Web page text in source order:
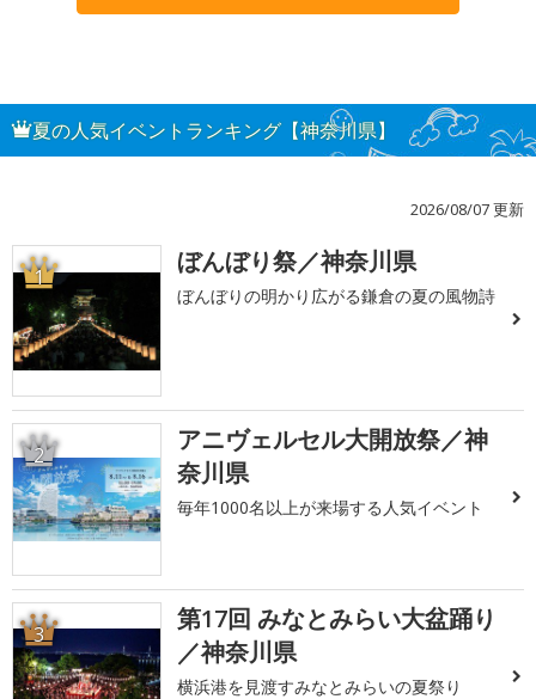
夏の人気イベントランキング【神奈川県】
2026/08/07 更新
1 ぼんぼり祭／神奈川県
ぼんぼりの明かり広がる鎌倉の夏の風物詩
2
アニヴェルセル大開放祭／神
奈川県
毎年1000名以上が来場する人気イベント
3
第17回 みなとみらい大盆踊り
／神奈川県
横浜港を見渡すみなとみらいの夏祭り